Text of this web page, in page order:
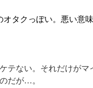
タクっぽい。悪い意味
テない。それだけが
だが…。